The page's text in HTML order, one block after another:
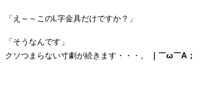
「え～～このL字金具だけですか？」
「そうなんです」
クソつまらない寸劇が続きます・・・。
｜￣ω￣A；